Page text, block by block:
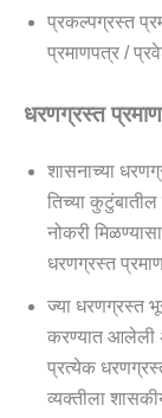
प्रकल्पग्रस्त
प्रमाणपत्र /
धरणग्रस्त
शासनाच्या
तिच्या
नोकरी
धरणग्रस्त
ज्या धरणग्रस्त
करण्यात आलेली
प्रत्येक
व्यक्तीला